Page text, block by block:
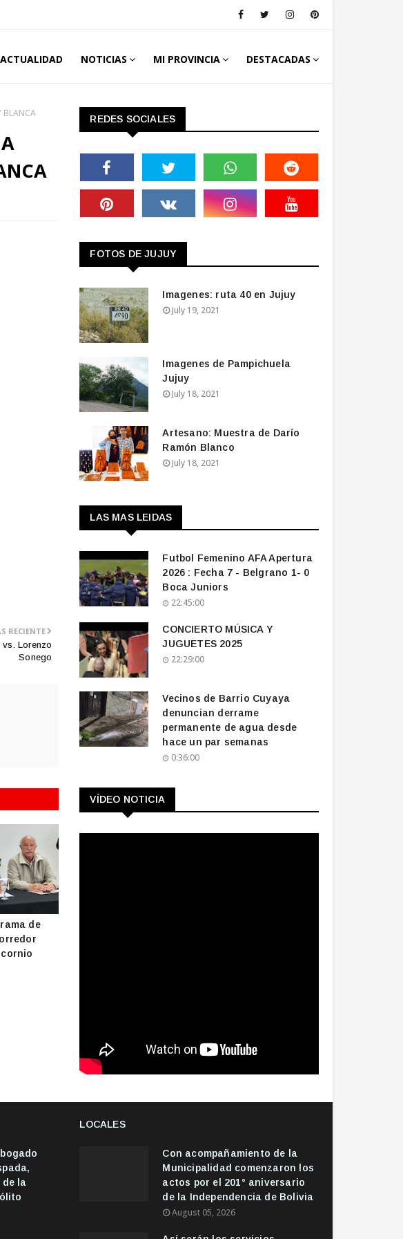
ACTUALIDAD NOTICIAS MI PROVINCIA DESTACADAS
BLANCA
RECIENTE
Lorenzo
Sonego
de
REDES SOCIALES
FOTOS DE JUJUY
Imagenes: ruta 40 en Jujuy
July 19, 2021
Imagenes de Pampichuela
Jujuy
July 18, 2021
Artesano: Muestra de Darío
Ramón Blanco
July 18, 2021
LAS MAS LEIDAS
Futbol Femenino AFA Apertura
2026 : Fecha 7 - Belgrano 1- 0
Boca Juniors
22:45:00
CONCIERTO MÚSICA Y
JUGUETES 2025
22:29:00
Vecinos de Barrio Cuyaya
denuncian derrame
permanente de agua desde
hace un par semanas
0:36:00
VÍDEO NOTICIA
la
LOCALES
Con acompañamiento de la
Municipalidad comenzaron los
actos por el 201° aniversario
de la Independencia de Bolivia
August 05, 2026